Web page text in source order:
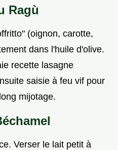
Ragù
(oignon, carotte,
dans l'huile d'olive.
recette lasagne
saisie à feu vif pour
mijotage.
Verser le lait petit à